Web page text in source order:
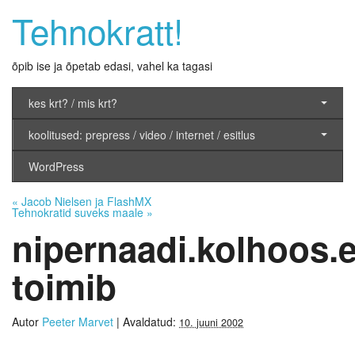
Tehnokratt!
õpib ise ja õpetab edasi, vahel ka tagasi
kes krt? / mis krt?
koolitused: prepress / video / internet / esitlus
WordPress
« Jacob Nielsen ja FlashMX
Tehnokratid suveks maale »
toimib
Autor Peeter Marvet | Avaldatud: 10. juuni 2002